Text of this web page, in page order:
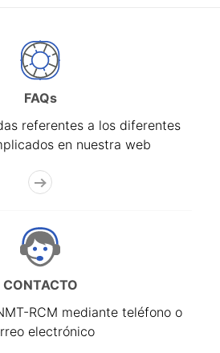
FAQs
referentes a los diferentes
en nuestra web
CONTACTO
RCM mediante teléfono o
electrónico